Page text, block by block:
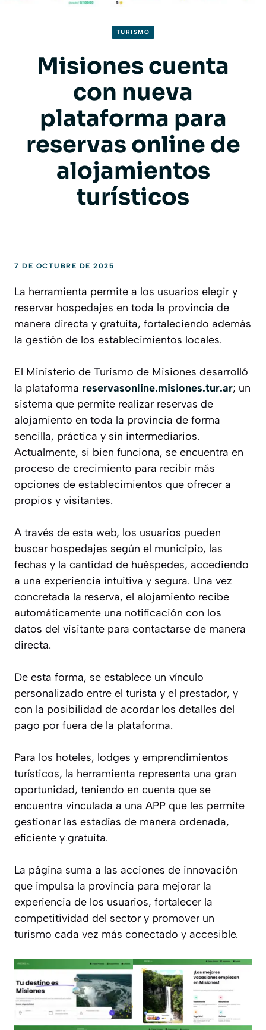
TURISMO
Misiones cuenta
con nueva
plataforma para
reservas online de
alojamientos
turísticos
7 DE OCTUBRE DE 2025
La herramienta permite a los usuarios elegir y
reservar hospedajes en toda la provincia de
manera directa y gratuita, fortaleciendo además
la gestión de los establecimientos locales.
El Ministerio de Turismo de Misiones desarrolló
la plataforma reservasonline.misiones.tur.ar; un
sistema que permite realizar reservas de
alojamiento en toda la provincia de forma
sencilla, práctica y sin intermediarios.
Actualmente, si bien funciona, se encuentra en
proceso de crecimiento para recibir más
opciones de establecimientos que ofrecer a
propios y visitantes.
A través de esta web, los usuarios pueden
buscar hospedajes según el municipio, las
fechas y la cantidad de huéspedes, accediendo
a una experiencia intuitiva y segura. Una vez
concretada la reserva, el alojamiento recibe
automáticamente una notificación con los
datos del visitante para contactarse de manera
directa.
De esta forma, se establece un vínculo
personalizado entre el turista y el prestador, y
con la posibilidad de acordar los detalles del
pago por fuera de la plataforma.
Para los hoteles, lodges y emprendimientos
turísticos, la herramienta representa una gran
oportunidad, teniendo en cuenta que se
encuentra vinculada a una APP que les permite
gestionar las estadías de manera ordenada,
eficiente y gratuita.
La página suma a las acciones de innovación
que impulsa la provincia para mejorar la
experiencia de los usuarios, fortalecer la
competitividad del sector y promover un
turismo cada vez más conectado y accesible.